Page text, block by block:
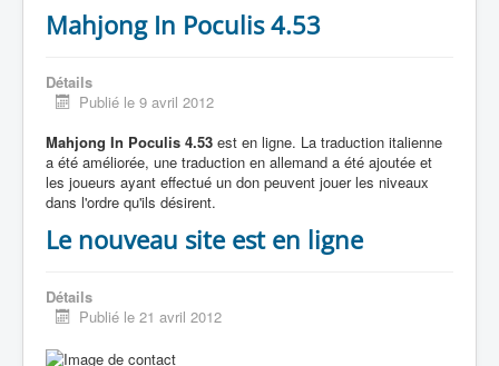
Mahjong In Poculis 4.53
Détails
Publié le 9 avril 2012
Mahjong In Poculis 4.53 est en ligne. La traduction italienne
a été améliorée, une traduction en allemand a été ajoutée et
les joueurs ayant effectué un don peuvent jouer les niveaux
dans l'ordre qu'ils désirent.
Le nouveau site est en ligne
Détails
Publié le 21 avril 2012